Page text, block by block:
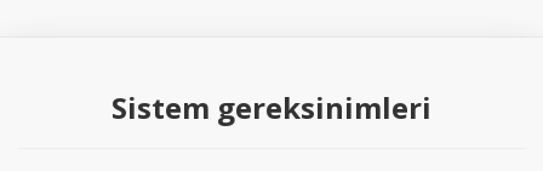
Sistem gereksinimleri